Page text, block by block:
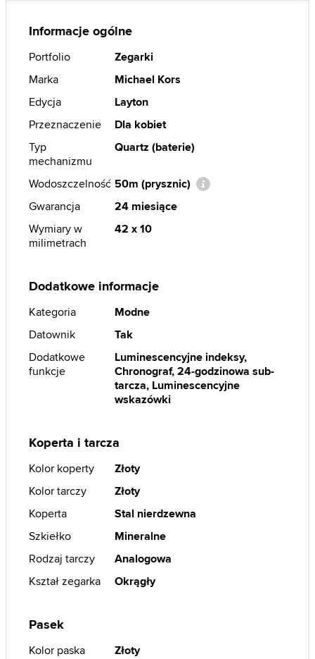
Informacje ogólne
Portfolio
Zegarki
Marka
Michael Kors
Edycja
Layton
Przeznaczenie
Dla kobiet
Typ
mechanizmu
Quartz (baterie)
Wodoszczelność 50m (prysznic)
Gwarancja
24 miesiące
Wymiary w
milimetrach
42 x 10
Dodatkowe informacje
Kategoria
Modne
Datownik
Tak
Dodatkowe
funkcje
Luminescencyjne indeksy,
Chronograf, 24-godzinowa sub-
tarcza, Luminescencyjne
wskazówki
Koperta i tarcza
Kolor koperty
Złoty
Kolor tarczy
Złoty
Koperta
Stal nierdzewna
Szkiełko
Mineralne
Rodzaj tarczy
Analogowa
Kształ zegarka
Okrągły
Pasek
Kolor paska
Złoty